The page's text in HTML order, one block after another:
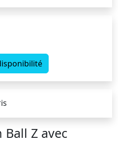
Z avec